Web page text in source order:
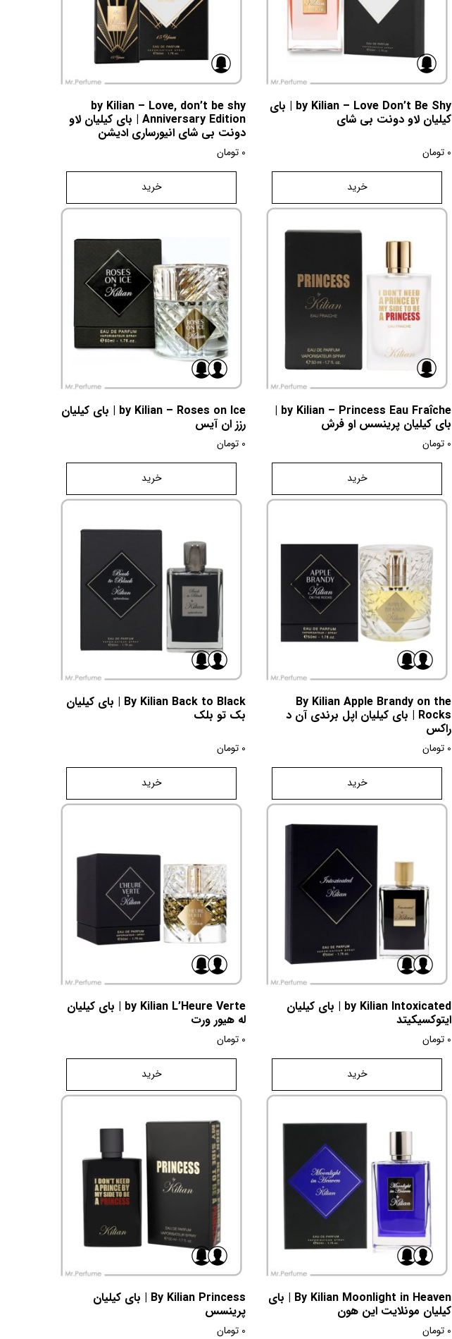
by Kilian – Love Don’t Be Shy | بای
کیلیان لاو دونت بی شای
0 تومان
خرید
by Kilian – Love, don’t be shy
Anniversary Edition | بای کیلیان لاو
دونت بی شای انیورساری ادیشن
0 تومان
خرید
by Kilian – Princess Eau Fraîche |
بای کیلیان پرینسس او فرش
0 تومان
خرید
by Kilian – Roses on Ice | بای کیلیان
رزز ان آیس
0 تومان
خرید
By Kilian Apple Brandy on the
Rocks | بای کیلیان اپل برندی آن د
راکس
0 تومان
خرید
By Kilian Back to Black | بای کیلیان
بک تو بلک
0 تومان
خرید
by Kilian Intoxicated | بای کیلیان
ایتوکسیکیتد
0 تومان
خرید
by Kilian L’Heure Verte | بای کیلیان
له هیور ورت
0 تومان
خرید
By Kilian Moonlight in Heaven | بای
کیلیان مونلایت این هون
0 تومان
By Kilian Princess | بای کیلیان
پرینسس
0 تومان